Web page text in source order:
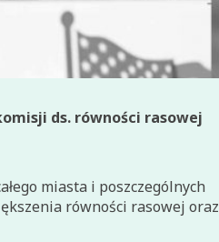
ds. równości rasowej
miasta i poszczególnych
równości rasowej oraz